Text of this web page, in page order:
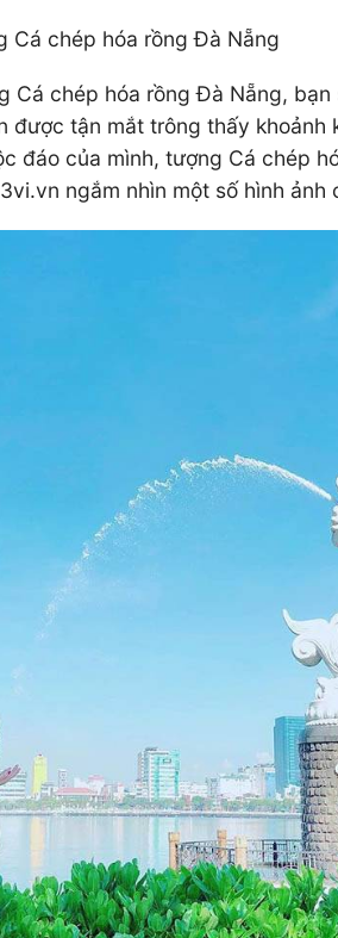
Cá chép hóa rồng Đà Nẵng
chép hóa rồng Đà Nẵng,
được tận mắt trông thấy
đáo của mình, tượng Cá chép
ngắm nhìn một số hình